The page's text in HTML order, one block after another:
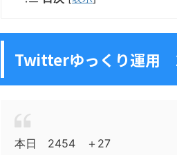
Twitterゆっくり運用
本日 2454 ＋27